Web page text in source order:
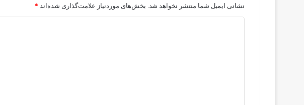
نشانی ایمیل شما منتشر نخواهد شد. بخش‌های موردنیاز علامت‌گذاری شده‌اند *